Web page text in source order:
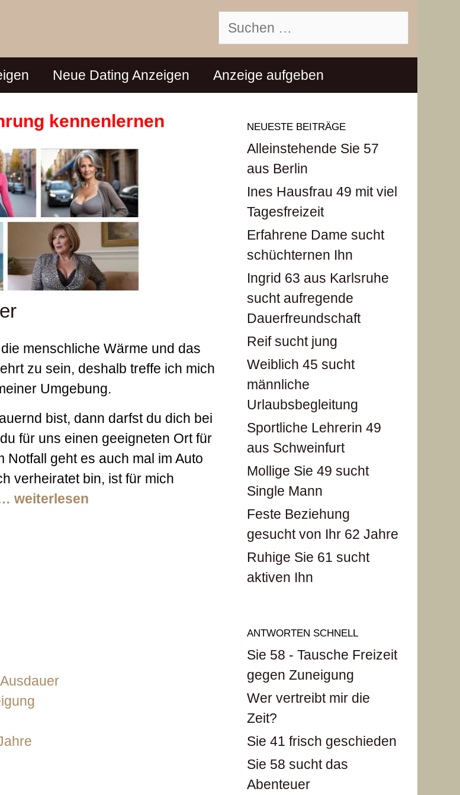
Suchen
nach:
Neue Dating Anzeigen Anzeige aufgeben
kennenlernen
menschliche Wärme und das
zu sein, deshalb treffe ich mich
Umgebung.
bist, dann darfst du dich bei
für uns einen geeigneten Ort für
Notfall geht es auch mal im Auto
verheiratet bin, ist für mich
weiterlesen
NEUESTE BEITRÄGE
Alleinstehende Sie 57
aus Berlin
Ines Hausfrau 49 mit viel
Tagesfreizeit
Erfahrene Dame sucht
schüchternen Ihn
Ingrid 63 aus Karlsruhe
sucht aufregende
Dauerfreundschaft
Reif sucht jung
Weiblich 45 sucht
männliche
Urlaubsbegleitung
Sportliche Lehrerin 49
aus Schweinfurt
Mollige Sie 49 sucht
Single Mann
Feste Beziehung
gesucht von Ihr 62 Jahre
Ruhige Sie 61 sucht
aktiven Ihn
ANTWORTEN SCHNELL
Sie 58 - Tausche Freizeit
gegen Zuneigung
Wer vertreibt mir die
Zeit?
Sie 41 frisch geschieden
Sie 58 sucht das
Abenteuer